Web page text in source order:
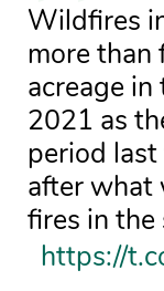
Wildfires
more than
acreage
2021 as
period
after what
fires in
https://